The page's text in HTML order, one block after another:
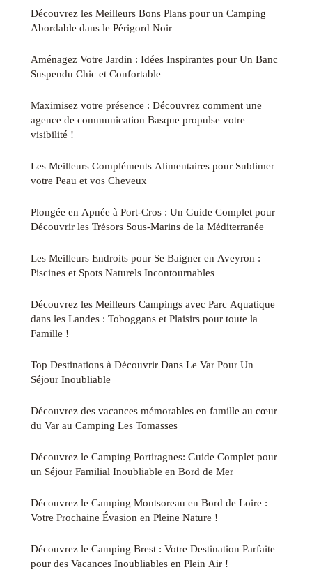
Découvrez les Meilleurs Bons Plans pour un Camping
Abordable dans le Périgord Noir
Aménagez Votre Jardin : Idées Inspirantes pour Un Banc
Suspendu Chic et Confortable
Maximisez votre présence : Découvrez comment une
agence de communication Basque propulse votre
visibilité !
Les Meilleurs Compléments Alimentaires pour Sublimer
votre Peau et vos Cheveux
Plongée en Apnée à Port-Cros : Un Guide Complet pour
Découvrir les Trésors Sous-Marins de la Méditerranée
Les Meilleurs Endroits pour Se Baigner en Aveyron :
Piscines et Spots Naturels Incontournables
Découvrez les Meilleurs Campings avec Parc Aquatique
dans les Landes : Toboggans et Plaisirs pour toute la
Famille !
Top Destinations à Découvrir Dans Le Var Pour Un
Séjour Inoubliable
Découvrez des vacances mémorables en famille au cœur
du Var au Camping Les Tomasses
Découvrez le Camping Portiragnes: Guide Complet pour
un Séjour Familial Inoubliable en Bord de Mer
Découvrez le Camping Montsoreau en Bord de Loire :
Votre Prochaine Évasion en Pleine Nature !
Découvrez le Camping Brest : Votre Destination Parfaite
pour des Vacances Inoubliables en Plein Air !